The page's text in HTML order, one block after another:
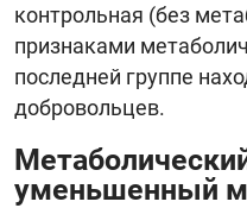
контрольная (без
признаками
последней группе
добровольцев.
уменьшенный